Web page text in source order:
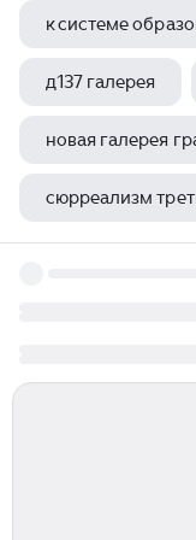
д137 галерея
новая галерея
сюрреализм